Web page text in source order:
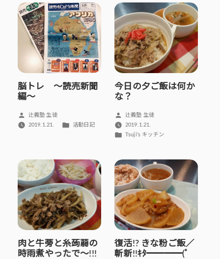
リ
ー:
ー:
脳トレ ～読売新聞
編～
投
稿
辻義塾 生徒
2019.1.21.
カ
ー:
活動日記
今日の夕ご飯は何か
な？
投
稿
者:
辻義塾 生徒
2019.1.21.
カ
リ
ー:
Tsuji’s キッチン
肉と牛蒡と糸蒟蒻の
時雨煮やったで～!!!
復活!? きな粉ご飯／
斬新!!ｷﾀ━━━━(ﾟ